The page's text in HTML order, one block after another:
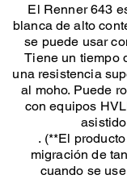
El Renner 643
blanca de alto
se puede usar
Tiene un tiempo
una resistencia
al moho. Puede
con equipos
. (**El
migración de
cuando se